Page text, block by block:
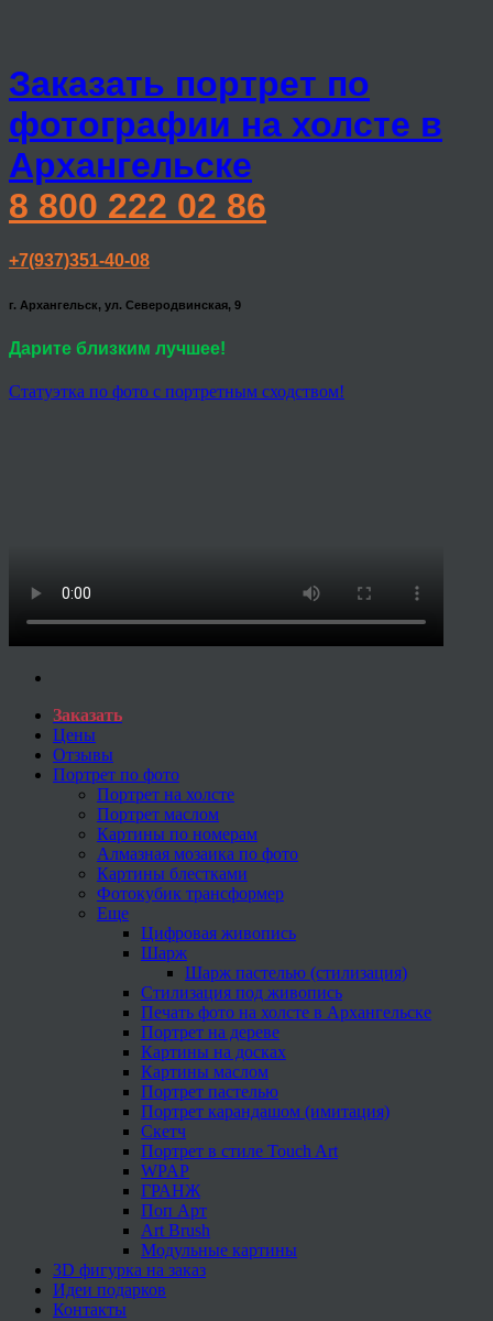
Заказать портрет по
фотографии на холсте в
Архангельске
8 800 222 02 86
+7(937)351-40-08
г. Архангельск, ул. Северодвинская, 9
Дарите близким лучшее!
Статуэтка по фото с портретным сходством!
Заказать
Цены
Отзывы
Портрет по фото
Портрет на холсте
Портрет маслом
Картины по номерам
Алмазная мозаика по фото
Картины блестками
Фотокубик трансформер
Еще
Цифровая живопись
Шарж
Шарж пастелью (стилизация)
Стилизация под живопись
Печать фото на холсте в Архангельске
Портрет на дереве
Картины на досках
Картины маслом
Портрет пастелью
Портрет карандашом (имитация)
Скетч
Портрет в стиле Touch Art
WPAP
ГРАНЖ
Поп Арт
Art Brush
Модульные картины
3D фигурка на заказ
Идеи подарков
Контакты